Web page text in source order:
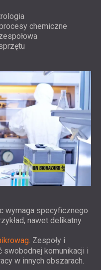
chemiczne
wymaga specyficznego
nawet delikatny
Zespoły i
komunikacji i
w innych obszarach.